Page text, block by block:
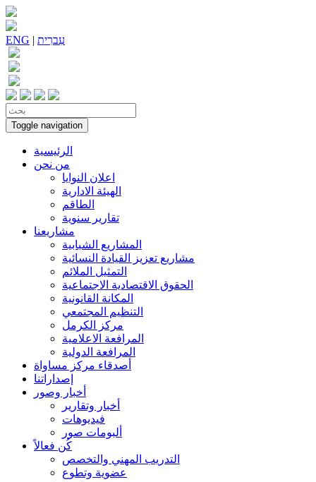
ENG | עִברִית
Toggle navigation
الرئيسية
من نحن
اعلان النوايا
الهيئة الادارية
الطاقم
تقارير سنوية
مشاريعنا
المشاريع الشبابية
مشاريع تعزيز القيادة النسائية
التمثيل الملائم
الحقوق الاقتصادية الاجتماعية
المكانة القانونية
التنظيم المجتمعي
مركز الكرمل
المرافعة الاعلامية
المرافعة الدولية
أصدقاء مركز مساواة
إصداراتنا
أخبار وصور
أخبار وتقارير
فيديوهات
ألبومات صور
كُن فعالاً
التدريب المهني والتخصص
عضوية وتطوع